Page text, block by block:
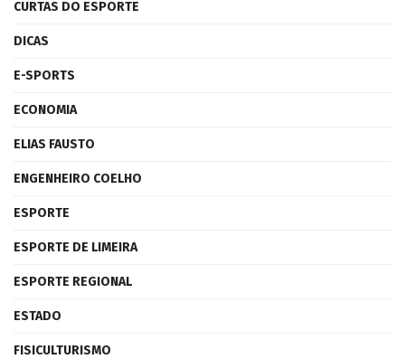
CURTAS DO ESPORTE
DICAS
E-SPORTS
ECONOMIA
ELIAS FAUSTO
ENGENHEIRO COELHO
ESPORTE
ESPORTE DE LIMEIRA
ESPORTE REGIONAL
ESTADO
FISICULTURISMO